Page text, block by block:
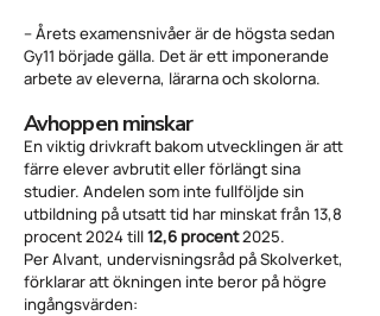
– Årets examensnivåer är de högsta sedan
Gy11 började gälla. Det är ett imponerande
arbete av eleverna, lärarna och skolorna.
Avhoppen minskar
En viktig drivkraft bakom utvecklingen är att
färre elever avbrutit eller förlängt sina
studier. Andelen som inte fullföljde sin
utbildning på utsatt tid har minskat från 13,8
procent 2024 till12,6 procent2025.
Per Alvant, undervisningsråd på Skolverket,
förklarar att ökningen inte beror på högre
ingångsvärden: